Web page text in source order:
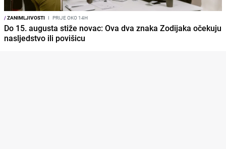
/ZANIMLJIVOSTI I PRIJE OKO 14H
Do 15. augusta stiže novac: Ova dva znaka Zodijaka očekuju
nasljedstvo ili povišicu